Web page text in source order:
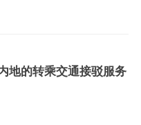
地的转乘交通接驳服务